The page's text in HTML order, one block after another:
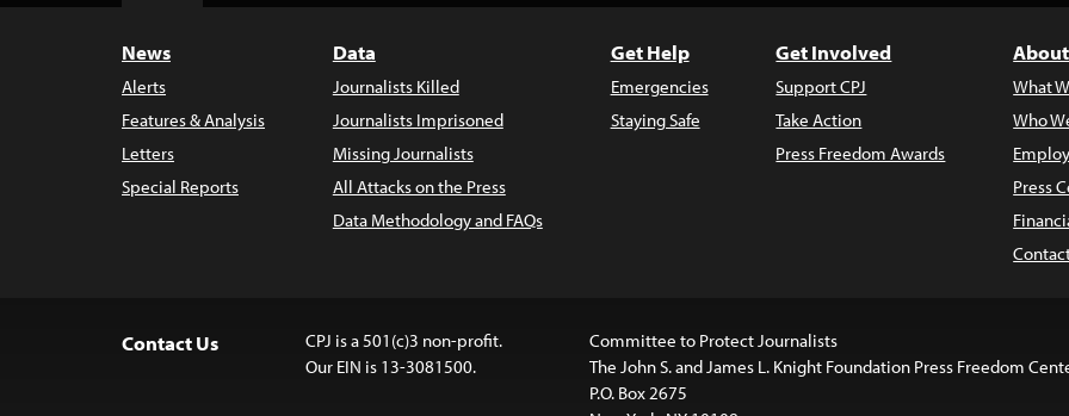
News
Alerts
Features & Analysis
Letters
Special Reports
Data
Journalists Killed
Journalists Imprisoned
Missing Journalists
All Attacks on the Press
Data Methodology and FAQs
Get Help
Emergencies
Staying Safe
Get Involved
Support CPJ
Take Action
Press Freedom Awards
What
Who
Press
Contact Us
CPJ is a 501(c)3 non-profit.
Our EIN is 13-3081500.
Committee to Protect Journalists
The John S. and James L. Knight Foundation Press Freedom
P.O. Box 2675